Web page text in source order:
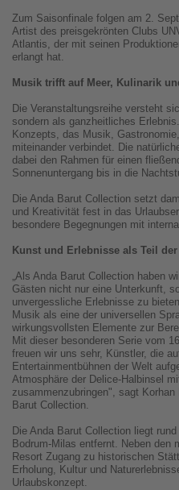
Zum Saisonfinale folgen am 2.
Artist des preisgekrönten Clubs
Atlantis, der mit seinen
erlangt hat.
Musik trifft auf Meer, Kulinarik
Die Veranstaltungsreihe versteht
sondern als ganzheitliches
Konzepts, das Musik,
miteinander verbindet. Die
dabei den Rahmen für einen
Sonnenuntergang bis in die
Die Anda Barut Collection setzt
und Kreativität fest in das
besondere Begegnungen mit
Kunst und Erlebnisse als Teil
„Als Anda Barut Collection haben
Gästen nicht nur eine Unterkunft,
unvergessliche Erlebnisse zu
Musik als eine der universellen
wirkungsvollsten Elemente zur
Mit dieser besonderen Serie vom
freuen wir uns sehr, Künstler, die
Entertainmentbühnen der Welt
Atmosphäre der Delice-Halbinsel
zusammenzubringen", sagt
Barut Collection.
Die Anda Barut Collection liegt
Bodrum-Milas entfernt. Neben den
Resort Zugang zu historischen
Erholung, Kultur und
Urlaubskonzept.